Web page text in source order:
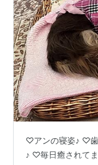
♡アンの寝姿♪ ♡歯
♪ ♡毎日癒されて